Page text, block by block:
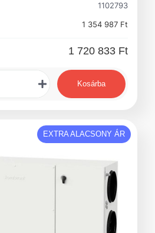
1102793
1 354 987 Ft
1 720 833 Ft
Kosárba
EXTRA ALACSONY ÁR